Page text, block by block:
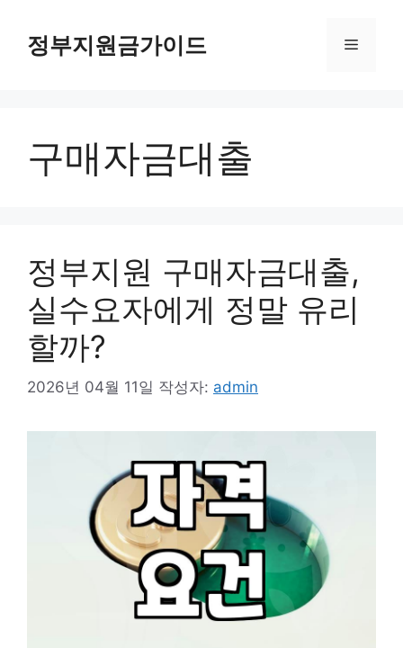
정부지원금가이드 메
구매자금대출
정부지원 구매자금대출,
실수요자에게 정말 유리
할까?
2026년 04월 11일 작성자: admin